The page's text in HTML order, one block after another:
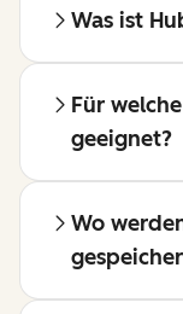
Was ist
Für
geeignet?
Wo